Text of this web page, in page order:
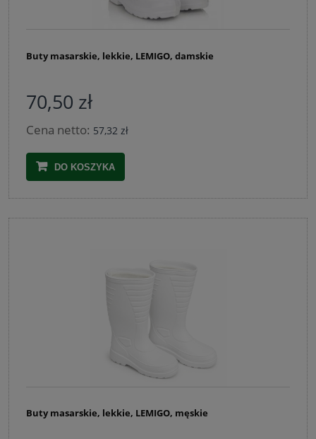
Buty masarskie, lekkie, LEMIGO, damskie
70,50 zł
Cena netto: 57,32 zł
DO KOSZYKA
Buty masarskie, lekkie, LEMIGO, męskie